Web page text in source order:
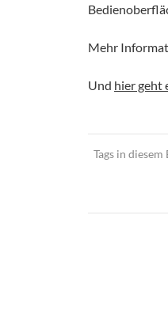
Mehr
Und hier geht
Tags in diesem